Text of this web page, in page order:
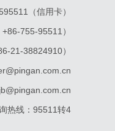
（信用卡）
755-95511）
21-38824910）
热线：95511转4